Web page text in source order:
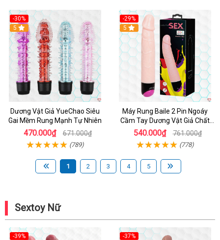
-30%
Hot
5
Dương Vật Giả YueChao Siêu
Gai Mềm Rung Mạnh Tự Nhiên
470.000₫ 671.000₫
(789)
-29%
Hot
5
Máy Rung Baile 2 Pin Ngoáy
Cầm Tay Dương Vật Giả Chất
Lượng
540.000₫ 761.000₫
(778)
1 2 3 4 5
Sextoy Nữ
-39%
-37%